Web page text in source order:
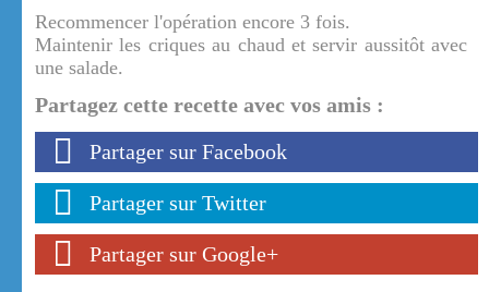
Recommencer l'opération encore 3 fois.
Maintenir les criques au chaud et servir aussitôt avec
une salade.
Partagez cette recette avec vos amis :
Partager sur Facebook
Partager sur Twitter
Partager sur Google+